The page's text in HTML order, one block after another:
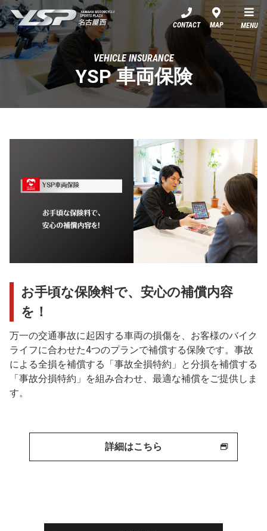
YSP名古屋西
CONTACT MAP MENU
VEHICLE INSURANCE
YSP 車両保険
お手頃な保険料で、安心の補償内容
を！
万一の交通事故に起因する車両の損傷を、お客様のバイク
ライフに合わせた4つのプランで補償する保険です。事故
による全損を補償する「事故全損特約」と分損を補償する
「事故分損特約」を組み合わせ、最適な補償をご提供しま
す。
詳細はこちら